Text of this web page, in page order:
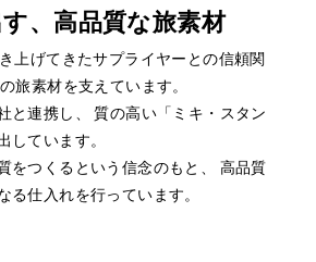
質
、高品質な旅素材
上げてきたサプライヤーとの信頼関
旅素材を支えています。
と連携し、 質の高い「ミキ・スタン
しています。
をつくるという信念のもと、 高品質
る仕入れを行っています。